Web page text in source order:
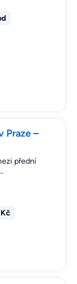
Praze –
přední